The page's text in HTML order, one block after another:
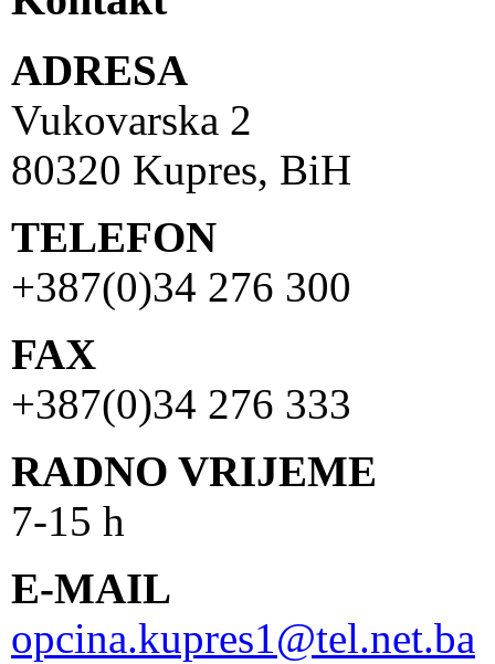
ADRESA
Vukovarska 2
80320 Kupres, BiH
TELEFON
+387(0)34 276 300
FAX
+387(0)34 276 333
RADNO VRIJEME
7-15 h
E-MAIL
opcina.kupres1@tel.net.ba